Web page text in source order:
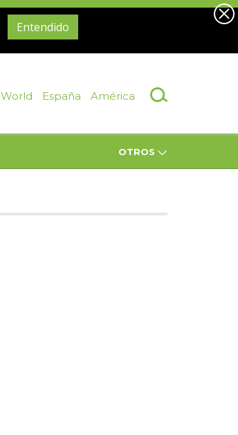
Entendido
World España América
OTROS